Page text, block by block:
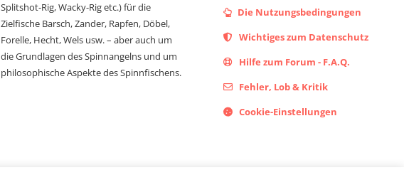
Splitshot-Rig, Wacky-Rig etc.) für die
Zielfische Barsch, Zander, Rapfen, Döbel,
Forelle, Hecht, Wels usw. – aber auch um
die Grundlagen des Spinnangelns und um
philosophische Aspekte des Spinnfischens.
Die Nutzungsbedingungen
Wichtiges zum Datenschutz
Hilfe zum Forum - F.A.Q.
Fehler, Lob & Kritik
Cookie-Einstellungen